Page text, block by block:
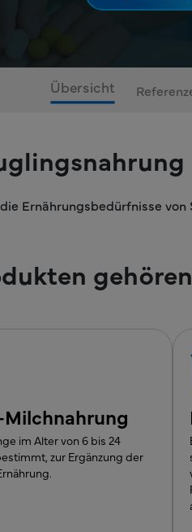
Übersicht
Ernährungsbedürfnisse
im Alter von 6 bis 24
zur Ergänzung der